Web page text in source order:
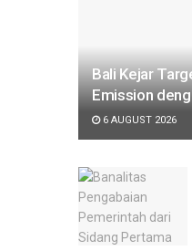
Bali Kejar
Emission
6 AUGUST 2026